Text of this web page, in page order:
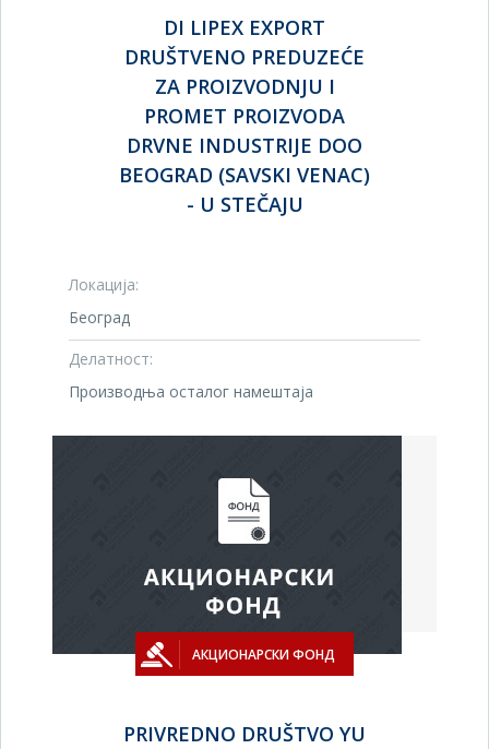
DI LIPEX EXPORT
DRUŠTVENO PREDUZEĆE
ZA PROIZVODNJU I
PROMET PROIZVODA
DRVNE INDUSTRIJE DOO
BEOGRAD (SAVSKI VENAC)
- U STEČAJU
Локација:
Београд
Делатност:
Производња осталог намештаја
АКЦИОНАРСКИ ФОНД
PRIVREDNO DRUŠTVO YU